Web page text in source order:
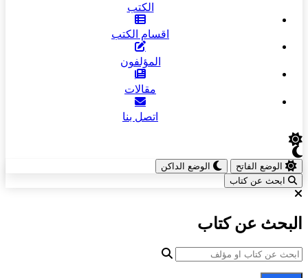
الكتب
اقسام الكتب
المؤلفون
مقالات
اتصل بنا
الوضع الفاتح
الوضع الداكن
ابحث عن كتاب
البحث عن كتاب